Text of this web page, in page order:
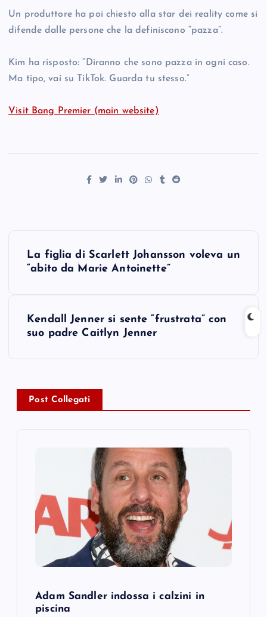
Un produttore ha poi chiesto alla star dei reality come si
difende dalle persone che la definiscono “pazza”.
Kim ha risposto: “Diranno che sono pazza in ogni caso.
Ma tipo, vai su TikTok. Guarda tu stesso.”
Visit Bang Premier (main website)
a
v
La figlia di Scarlett Johansson voleva un
“abito da Marie Antoinette”
Kendall Jenner si sente “frustrata” con
suo padre Caitlyn Jenner
Post Collegati
Adam Sandler indossa i calzini in
piscina